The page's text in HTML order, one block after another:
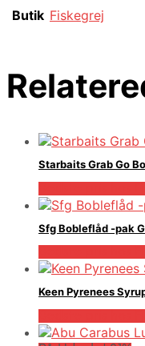
Butik Fiskegrej
Starbaits Grab Go
Sfg Bobleflåd -pak
Keen Pyrenees